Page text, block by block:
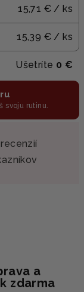
15,71 € / ks
15,39 € / ks
Ušetríte 0 €
svoju rutinu.
a
zdarma